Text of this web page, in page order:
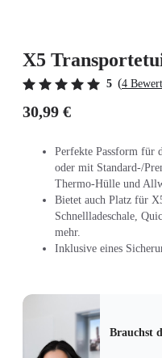
X5
5 (4
30,99 €
Perfekte Passform für
oder mit Standard-/
Thermo-Hülle und
Bietet auch Platz für
Schnellladeschale,
mehr.
Inklusive eines
Brauchst